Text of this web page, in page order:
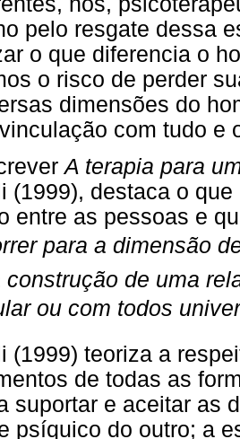
pelo resgate dessa
o que diferencia o
o risco de perder
dimensões do
com tudo e
A terapia para
(1999), destaca o
entre as pessoas e
para a dimensão
construção de uma
ou com todos
(1999) teoriza a
de todas as
suportar e aceitar as
psíquico do outro; a